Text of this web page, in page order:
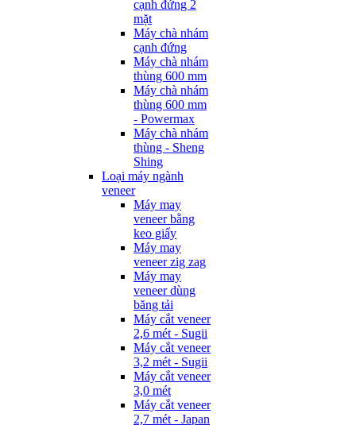
cạnh đứng 2
mặt
Máy chà nhám
cạnh đứng
Máy chà nhám
thùng 600 mm
Máy chà nhám
thùng 600 mm
- Powermax
Máy chà nhám
thùng - Sheng
Shing
Loại máy ngành
veneer
Máy may
veneer bằng
keo giấy
Máy may
veneer zig zag
Máy may
veneer dùng
băng tải
Máy cắt veneer
2,6 mét - Sugii
Máy cắt veneer
3,2 mét - Sugii
Máy cắt veneer
3,0 mét
Máy cắt veneer
2,7 mét - Japan